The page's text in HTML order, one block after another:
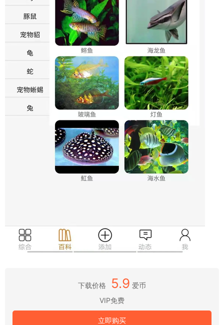
下载价格 5.9 爱币
VIP免费
立即购买